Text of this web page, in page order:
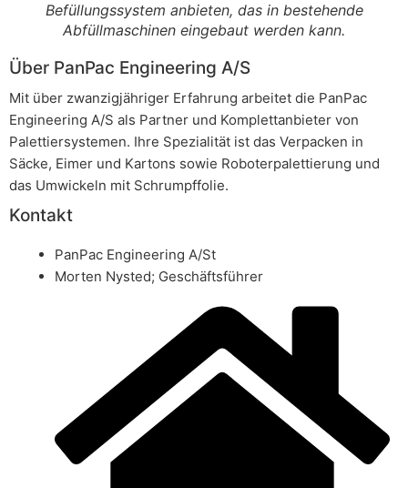
Befüllungssystem anbieten, das in bestehende
Abfüllmaschinen eingebaut werden kann.
Über PanPac Engineering A/S
Mit über zwanzigjähriger Erfahrung arbeitet die PanPac
Engineering A/S als Partner und Komplettanbieter von
Palettiersystemen. Ihre Spezialität ist das Verpacken in
Säcke, Eimer und Kartons sowie Roboterpalettierung und
das Umwickeln mit Schrumpffolie.
Kontakt
PanPac Engineering A/St
Morten Nysted; Geschäftsführer